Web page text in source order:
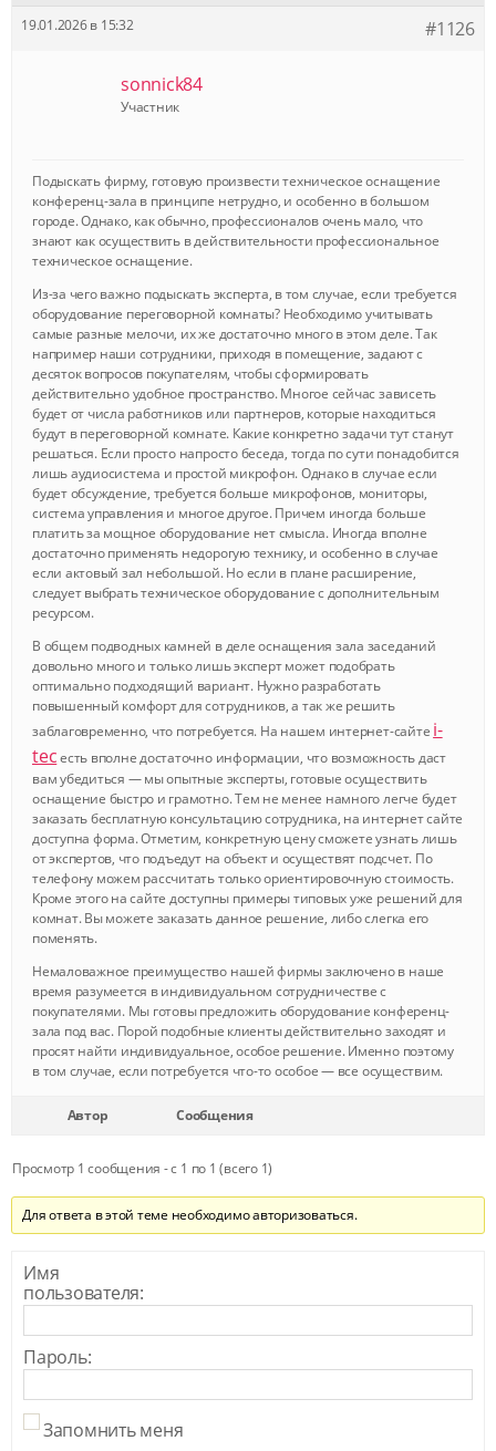
19.01.2026 в 15:32 #1126
sonnick84
Участник
Подыскать фирму, готовую произвести техническое оснащение
конференц-зала в принципе нетрудно, и особенно в большом
городе. Однако, как обычно, профессионалов очень мало, что
знают как осуществить в действительности профессиональное
техническое оснащение.
Из-за чего важно подыскать эксперта, в том случае, если требуется
оборудование переговорной комнаты? Необходимо учитывать
самые разные мелочи, их же достаточно много в этом деле. Так
например наши сотрудники, приходя в помещение, задают с
десяток вопросов покупателям, чтобы сформировать
действительно удобное пространство. Многое сейчас зависеть
будет от числа работников или партнеров, которые находиться
будут в переговорной комнате. Какие конкретно задачи тут станут
решаться. Если просто напросто беседа, тогда по сути понадобится
лишь аудиосистема и простой микрофон. Однако в случае если
будет обсуждение, требуется больше микрофонов, мониторы,
система управления и многое другое. Причем иногда больше
платить за мощное оборудование нет смысла. Иногда вполне
достаточно применять недорогую технику, и особенно в случае
если актовый зал небольшой. Но если в плане расширение,
следует выбрать техническое оборудование с дополнительным
ресурсом.
В общем подводных камней в деле оснащения зала заседаний
довольно много и только лишь эксперт может подобрать
оптимально подходящий вариант. Нужно разработать
повышенный комфорт для сотрудников, а так же решить
заблаговременно, что потребуется. На нашем интернет-сайте i-
tecесть вполне достаточно информации, что возможность даст
вам убедиться — мы опытные эксперты, готовые осуществить
оснащение быстро и грамотно. Тем не менее намного легче будет
заказать бесплатную консультацию сотрудника, на интернет сайте
доступна форма. Отметим, конкретную цену сможете узнать лишь
от экспертов, что подъедут на объект и осуществят подсчет. По
телефону можем рассчитать только ориентировочную стоимость.
Кроме этого на сайте доступны примеры типовых уже решений для
комнат. Вы можете заказать данное решение, либо слегка его
поменять.
Немаловажное преимущество нашей фирмы заключено в наше
время разумеется в индивидуальном сотрудничестве с
покупателями. Мы готовы предложить оборудование конференц-
зала под вас. Порой подобные клиенты действительно заходят и
просят найти индивидуальное, особое решение. Именно поэтому
в том случае, если потребуется что-то особое — все осуществим.
Автор Сообщения
Просмотр 1 сообщения - с 1 по 1 (всего 1)
Для ответа в этой теме необходимо авторизоваться.
Имя
пользователя:
Пароль:
Запомнить меня